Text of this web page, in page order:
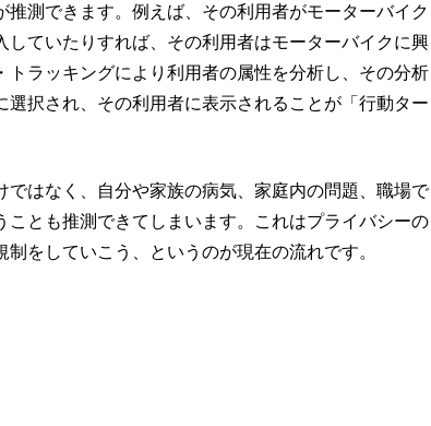
測できます。例えば、その利用者がモーターバイク
ていたりすれば、その利用者はモーターバイクに興
ラッキングにより利用者の属性を分析し、その分析
択され、その利用者に表示されることが「行動ター
はなく、自分や家族の病気、家庭内の問題、職場で
とも推測できてしまいます。これはプライバシーの
をしていこう、というのが現在の流れです。